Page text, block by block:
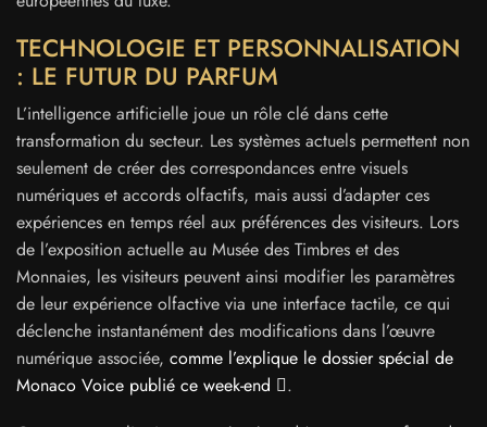
TECHNOLOGIE ET PERSONNALISATION
: LE FUTUR DU PARFUM
L’intelligence artificielle joue un rôle clé dans cette
transformation du secteur. Les systèmes actuels permettent non
seulement de créer des correspondances entre visuels
numériques et accords olfactifs, mais aussi d’adapter ces
expériences en temps réel aux préférences des visiteurs. Lors
de l’exposition actuelle au Musée des Timbres et des
Monnaies, les visiteurs peuvent ainsi modifier les paramètres
de leur expérience olfactive via une interface tactile, ce qui
déclenche instantanément des modifications dans l’œuvre
numérique associée, comme l’explique le dossier spécial de
Monaco Voice publié ce week-end
.